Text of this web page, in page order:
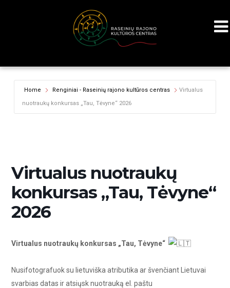
Home Renginiai - Raseinių rajono kultūros centras
Virtualus
nuotraukų konkursas „Tau, Tėvyne“ 2026
Virtualus nuotraukų
konkursas „Tau, Tėvyne“
2026
Virtualus nuotraukų konkursas „Tau, Tėvyne“
Nusifotografuok su lietuviška atributika ar švenčiant Lietuvai
svarbias datas ir atsiųsk nuotrauką el. paštu